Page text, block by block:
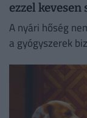
ezzel
A nyári hőség
a gyógyszerek